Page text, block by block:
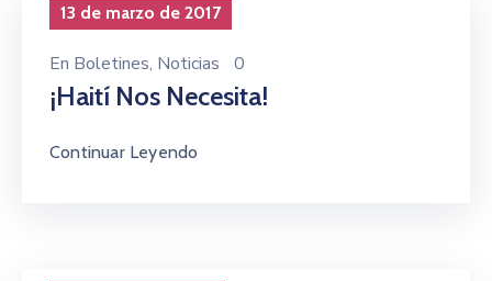
13 de marzo de 2017
En Boletines‚ Noticias 0
¡Haití Nos Necesita!
Continuar Leyendo